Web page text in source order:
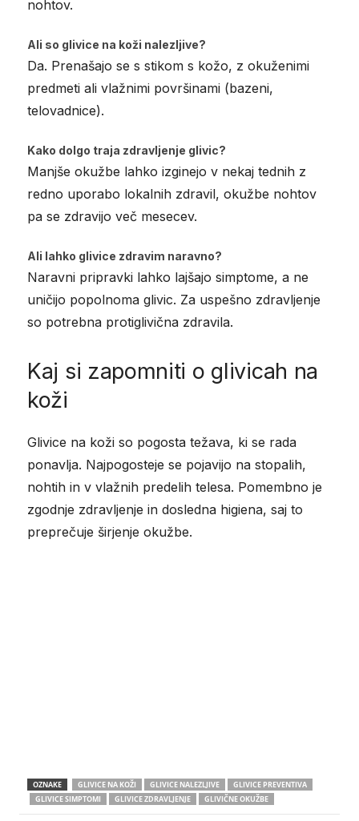
nohtov.
Ali so glivice na koži nalezljive?
Da. Prenašajo se s stikom s kožo, z okuženimi
predmeti ali vlažnimi površinami (bazeni,
telovadnice).
Kako dolgo traja zdravljenje glivic?
Manjše okužbe lahko izginejo v nekaj tednih z
redno uporabo lokalnih zdravil, okužbe nohtov
pa se zdravijo več mesecev.
Ali lahko glivice zdravim naravno?
Naravni pripravki lahko lajšajo simptome, a ne
uničijo popolnoma glivic. Za uspešno zdravljenje
so potrebna protiglivična zdravila.
Kaj si zapomniti o glivicah na
koži
Glivice na koži so pogosta težava, ki se rada
ponavlja. Najpogosteje se pojavijo na stopalih,
nohtih in v vlažnih predelih telesa. Pomembno je
zgodnje zdravljenje in dosledna higiena, saj to
preprečuje širjenje okužbe.
OZNAKE GLIVICE NA KOŽI GLIVICE NALEZLJIVE
GLIVICE PREVENTIVA
GLIVICE SIMPTOMI
GLIVICE ZDRAVLJENJE GLIVIČNE OKUŽBE